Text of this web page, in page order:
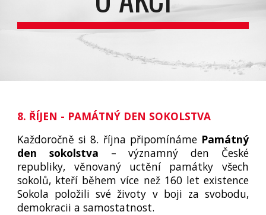
8. ŘÍJEN - PAMÁTNÝ DEN SOKOLSTVA
Každoročně si 8. října připomínáme Památný
den sokolstva – významný den České
republiky, věnovaný uctění památky všech
sokolů, kteří během více než 160 let existence
Sokola položili své životy v boji za svobodu,
demokracii a samostatnost.